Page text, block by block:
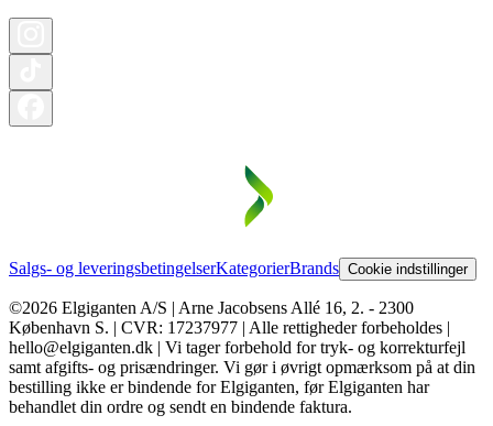
Salgs- og leveringsbetingelserKategorierBrands Cookie indstillinger
©2026 Elgiganten A/S | Arne Jacobsens Allé 16, 2. - 2300
København S. | CVR: 17237977 | Alle rettigheder forbeholdes |
hello@elgiganten.dk | Vi tager forbehold for tryk- og korrekturfejl
samt afgifts- og prisændringer. Vi gør i øvrigt opmærksom på at din
bestilling ikke er bindende for Elgiganten, før Elgiganten har
behandlet din ordre og sendt en bindende faktura.